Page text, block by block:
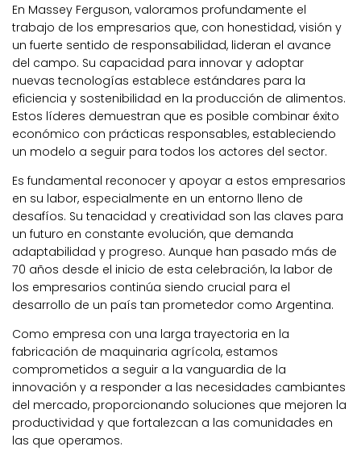
En Massey Ferguson, valoramos profundamente el
trabajo de los empresarios que, con honestidad, visión y
un fuerte sentido de responsabilidad, lideran el avance
del campo. Su capacidad para innovar y adoptar
nuevas tecnologías establece estándares para la
eficiencia y sostenibilidad en la producción de alimentos.
Estos líderes demuestran que es posible combinar éxito
económico con prácticas responsables, estableciendo
un modelo a seguir para todos los actores del sector.
Es fundamental reconocer y apoyar a estos empresarios
en su labor, especialmente en un entorno lleno de
desafíos. Su tenacidad y creatividad son las claves para
un futuro en constante evolución, que demanda
adaptabilidad y progreso. Aunque han pasado más de
70 años desde el inicio de esta celebración, la labor de
los empresarios continúa siendo crucial para el
desarrollo de un país tan prometedor como Argentina.
Como empresa con una larga trayectoria en la
fabricación de maquinaria agrícola, estamos
comprometidos a seguir a la vanguardia de la
innovación y a responder a las necesidades cambiantes
del mercado, proporcionando soluciones que mejoren la
productividad y que fortalezcan a las comunidades en
las que operamos.